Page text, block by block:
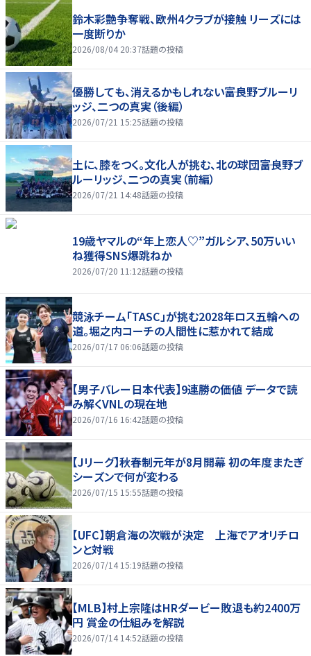
鈴木彩艶争奪戦、欧州4クラブが接触 リーズには
一度断りか
2026/08/04 20:37話題の投稿
優勝しても、消えるかもしれない――富良野ブルーリ
ッジ、二つの真実（後編）
2026/07/21 15:25話題の投稿
土に、膝をつく。文化人が挑む、北の球団――富良野ブ
ルーリッジ、二つの真実（前編）
2026/07/21 14:48話題の投稿
19歳ヤマルの“年上恋人♡”ガルシア、50万いい
ね獲得SNS爆跳ねか
2026/07/20 11:12話題の投稿
競泳チーム「TASC」が挑む2028年ロス五輪への
道。堀之内コーチの人間性に惹かれて結成
2026/07/17 06:06話題の投稿
【男子バレー日本代表】9連勝の価値 データで読
み解くVNLの現在地
2026/07/16 16:42話題の投稿
【Jリーグ】秋春制元年が8月開幕 初の年度またぎ
シーズンで何が変わる
2026/07/15 15:55話題の投稿
【UFC】朝倉海の次戦が決定 上海でアオリチロ
ンと対戦
2026/07/14 15:19話題の投稿
【MLB】村上宗隆はHRダービー敗退も約2400万
円 賞金の仕組みを解説
2026/07/14 14:52話題の投稿